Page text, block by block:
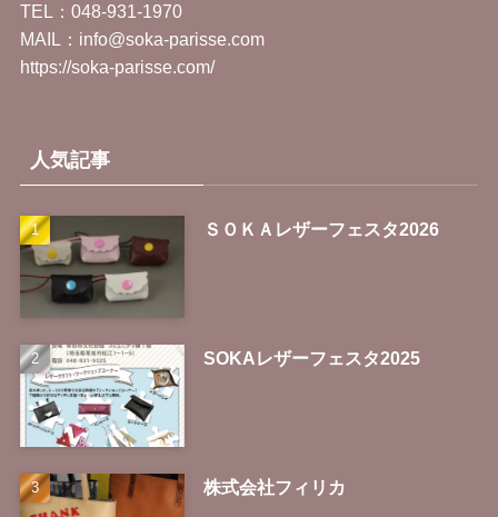
TEL： 048-931-1970
MAIL：info@soka-parisse.com
https://soka-parisse.com/
人気記事
ＳＯＫＡレザーフェスタ2026
SOKAレザーフェスタ2025
株式会社フィリカ